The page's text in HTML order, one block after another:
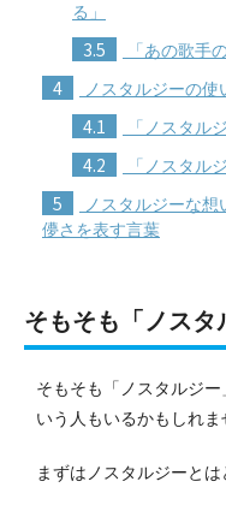
る」
3.5 「あの歌手
4 ノスタルジーの使
4.1 「ノスタル
4.2 「ノスタル
5
ノスタルジーな想
儚さを表す言葉
そもそも「ノスタ
そもそも「ノスタルジ
いう人もいるかもしれま
まずはノスタルジーとは